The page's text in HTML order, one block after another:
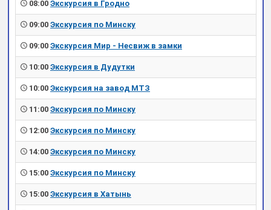
08:00 Экскурсия в Гродно
09:00 Экскурсия по Минску
09:00 Экскурсия Мир - Несвиж в замки
10:00 Экскурсия в Дудутки
10:00 Экскурсия на завод МТЗ
11:00 Экскурсия по Минску
12:00 Экскурсия по Минску
14:00 Экскурсия по Минску
15:00 Экскурсия по Минску
15:00 Экскурсия в Хатынь